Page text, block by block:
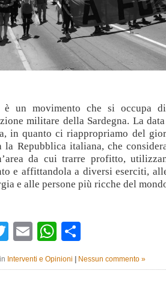
è un movimento che si occupa
militare della Sardegna. La
in quanto ci riappropriamo del
la Repubblica italiana, che
da cui trarre profitto,
e affittandola a diversi eserciti,
e alle persone più ricche del
TwitterEmailWhatsApp
Interventi e Opinioni Nessun commento »